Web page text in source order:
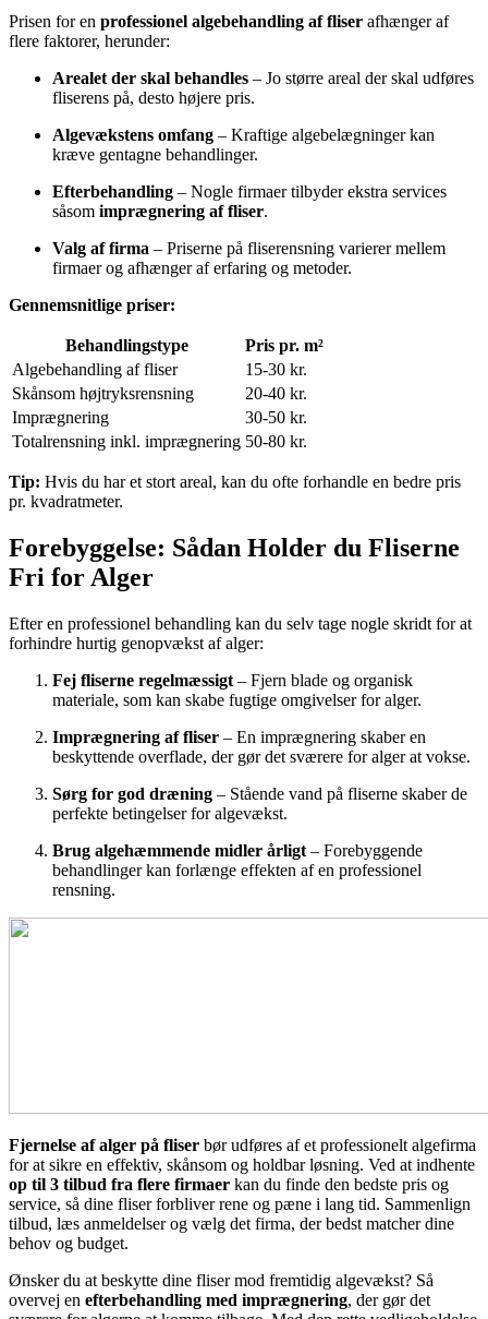
Prisen for en professionel algebehandling af fliser afhænger af
flere faktorer, herunder:
Arealet der skal behandles – Jo større areal der skal udføres
fliserens på, desto højere pris.
Algevækstens omfang – Kraftige algebelægninger kan
kræve gentagne behandlinger.
Efterbehandling – Nogle firmaer tilbyder ekstra services
såsom imprægnering af fliser.
Valg af firma – Priserne på fliserensning varierer mellem
firmaer og afhænger af erfaring og metoder.
Gennemsnitlige priser:
Behandlingstype
Pris pr. m²
Algebehandling af fliser
15-30 kr.
Skånsom højtryksrensning
20-40 kr.
Imprægnering
30-50 kr.
Totalrensning inkl. imprægnering 50-80 kr.
Tip: Hvis du har et stort areal, kan du ofte forhandle en bedre pris
pr. kvadratmeter.
Forebyggelse: Sådan Holder du Fliserne
Fri for Alger
Efter en professionel behandling kan du selv tage nogle skridt for at
forhindre hurtig genopvækst af alger:
Fej fliserne regelmæssigt – Fjern blade og organisk
materiale, som kan skabe fugtige omgivelser for alger.
Imprægnering af fliser – En imprægnering skaber en
beskyttende overflade, der gør det sværere for alger at vokse.
Sørg for god dræning – Stående vand på fliserne skaber de
perfekte betingelser for algevækst.
Brug algehæmmende midler årligt – Forebyggende
behandlinger kan forlænge effekten af en professionel
rensning.
Fjernelse af alger på fliser bør udføres af et professionelt algefirma
for at sikre en effektiv, skånsom og holdbar løsning. Ved at indhente
op til 3 tilbud fra flere firmaer kan du finde den bedste pris og
service, så dine fliser forbliver rene og pæne i lang tid. Sammenlign
tilbud, læs anmeldelser og vælg det firma, der bedst matcher dine
behov og budget.
Ønsker du at beskytte dine fliser mod fremtidig algevækst? Så
overvej en efterbehandling med imprægnering, der gør det